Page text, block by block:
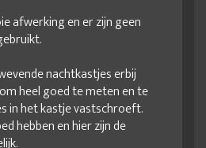
afwerking en er zijn geen
nachtkastjes erbij
heel goed te meten en te
in het kastje vastschroeft.
hebben en hier zijn de